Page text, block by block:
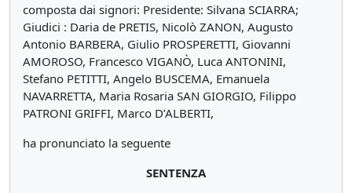
composta dai signori: Presidente: Silvana SCIARRA;
Giudici : Daria de PRETIS, Nicolò ZANON, Augusto
Antonio BARBERA, Giulio PROSPERETTI, Giovanni
AMOROSO, Francesco VIGANÒ, Luca ANTONINI,
Stefano PETITTI, Angelo BUSCEMA, Emanuela
NAVARRETTA, Maria Rosaria SAN GIORGIO, Filippo
PATRONI GRIFFI, Marco D’ALBERTI,
ha pronunciato la seguente
SENTENZA